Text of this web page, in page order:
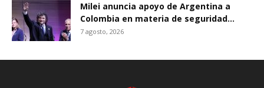
Milei anuncia apoyo de Argentina a
Colombia en materia de seguridad...
7 agosto, 2026